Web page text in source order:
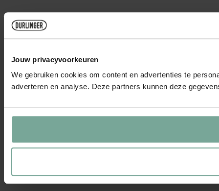
Jouw privacyvoorkeuren
We gebruiken cookies om content en advertenties te
adverteren en analyse. Deze partners kunnen deze